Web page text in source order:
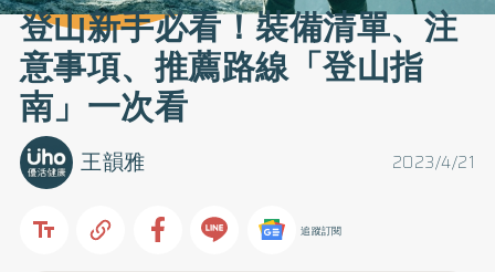
登山新手必看！裝備清單、注
意事項、推薦路線「登山指
南」一次看
2023/4/21
王韻雅
追蹤訂閱